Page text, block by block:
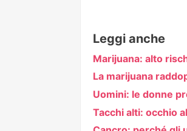
Leggi anche
Marijuana: alto
La marijuana
Uomini: le donne
Tacchi alti: occhio